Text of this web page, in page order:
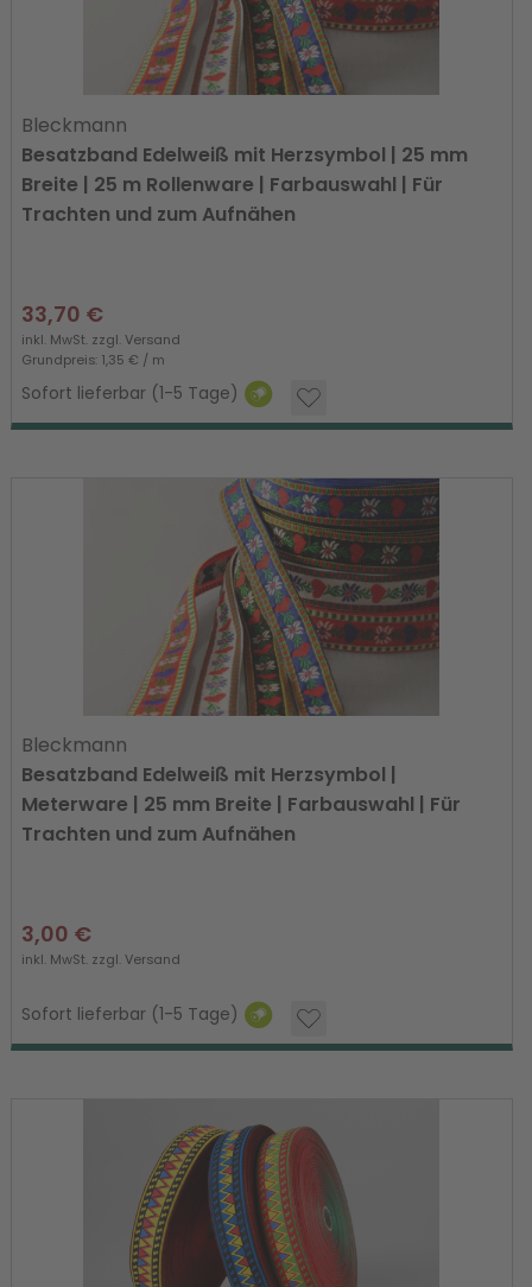
Bleckmann
Besatzband Edelweiß mit Herzsymbol | 25 mm
Breite | 25 m Rollenware | Farbauswahl | Für
Trachten und zum Aufnähen
33,70 €
inkl. MwSt. zzgl.Versand
Grundpreis: 1,35 € / m
Sofort lieferbar (1-5 Tage)
Bleckmann
Besatzband Edelweiß mit Herzsymbol |
Meterware | 25 mm Breite | Farbauswahl | Für
Trachten und zum Aufnähen
3,00 €
inkl. MwSt. zzgl.Versand
Sofort lieferbar (1-5 Tage)